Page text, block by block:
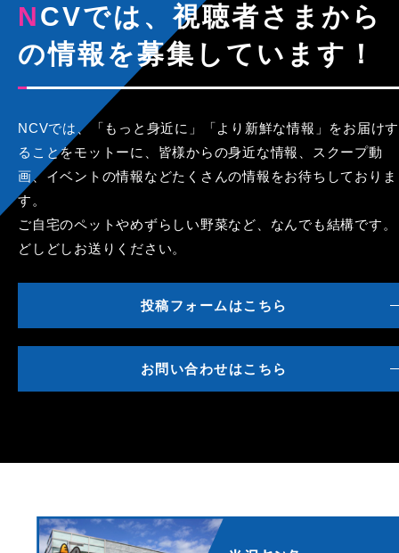
NCVでは、視聴者さまから
の情報を募集しています！
NCVでは、「もっと身近に」「より新鮮な情報」をお届けす
ることをモットーに、皆様からの身近な情報、スクープ動
画、イベントの情報などたくさんの情報をお待ちしておりま
す。
ご自宅のペットやめずらしい野菜など、なんでも結構です。
どしどしお送りください。
投稿フォームはこちら
お問い合わせはこちら